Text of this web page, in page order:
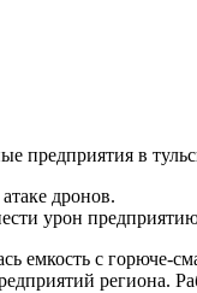
дронов.
урон
емкость с
региона.